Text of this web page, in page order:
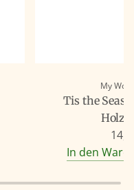
My
Tis the
In den